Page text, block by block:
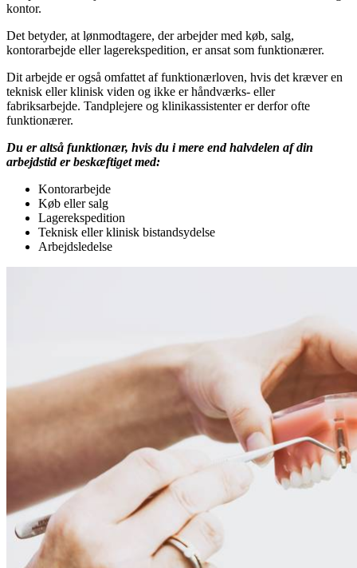
kontor.
Det betyder, at lønmodtagere, der arbejder med køb, salg,
kontorarbejde eller lagerekspedition, er ansat som funktionærer.
Dit arbejde er også omfattet af funktionærloven, hvis det kræver en
teknisk eller klinisk viden og ikke er håndværks- eller
fabriksarbejde. Tandplejere og klinikassistenter er derfor ofte
funktionærer.
Du er altså funktionær, hvis du i mere end halvdelen af din
arbejdstid er beskæftiget med:
Kontorarbejde
Køb eller salg
Lagerekspedition
Teknisk eller klinisk bistandsydelse
Arbejdsledelse